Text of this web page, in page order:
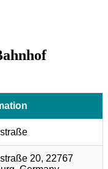
20, 22767